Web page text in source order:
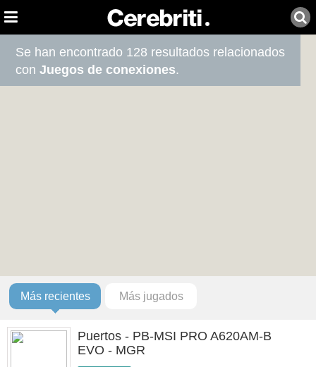
Se han encontrado 128 resultados relacionados
conJuegos de conexiones.
Más recientes Más jugados
Puertos - PB-MSI PRO A620AM-B
EVO - MGR